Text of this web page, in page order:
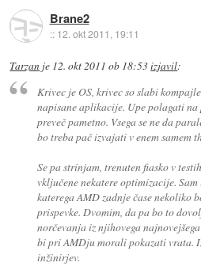
Brane2
:: 12. okt 2011, 19:11
Tarzan je 12. okt 2011 ob 18:53izjavil:
Krivec je OS, krivec so slabi
napisane aplikacije. Upe polagati na
preveč pametno. Vsega se ne da
bo treba pač izvajati v enem samem
Se pa strinjam, trenuten fiasko v
vključene nekatere optimizacije.
katerega AMD zadnje čase nekoliko
prispevke. Dvomim, da pa bo to
norčevanja iz njihovega
bi pri AMDju morali pokazati vrata.
inžinirjev.